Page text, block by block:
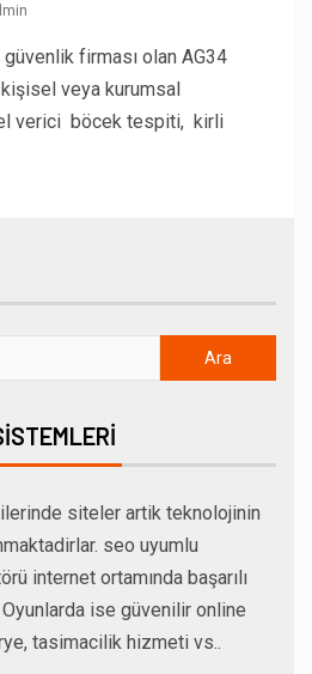
firması olan AG34
veya kurumsal
verici böcek tespiti, kirli
siteler artik teknolojinin
seo uyumlu
internet ortamında başarılı
Oyunlarda ise güvenilir online
tasimacilik hizmeti vs..